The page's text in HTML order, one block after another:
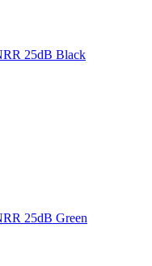
25dB Black
25dB Green